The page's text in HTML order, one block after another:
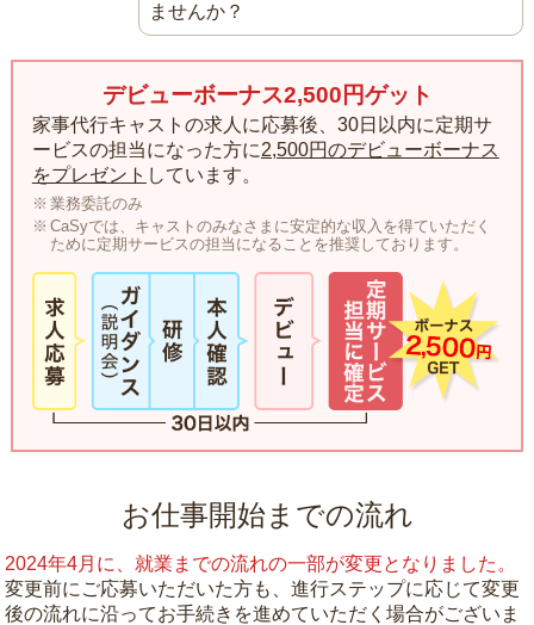
ませんか？
デビューボーナス2,500円ゲット
家事代行キャストの求人に応募後、30日以内に定期サ
ービスの担当になった方に2,500円のデビューボーナス
をプレゼント しています。
業務委託のみ
CaSyでは、キャストのみなさまに安定的な収入を得ていただく
ために定期サービスの担当になることを推奨しております。
お仕事開始までの流れ
2024年4月に、就業までの流れの一部が変更となりました。
変更前にご応募いただいた方も、進行ステップに応じて変更
後の流れに沿ってお手続きを進めていただく場合がございま